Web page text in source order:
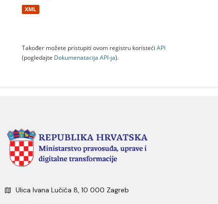
XML
Također možete pristupiti ovom registru koristeći API
(pogledajte Dokumenаtаcijа API-jа).